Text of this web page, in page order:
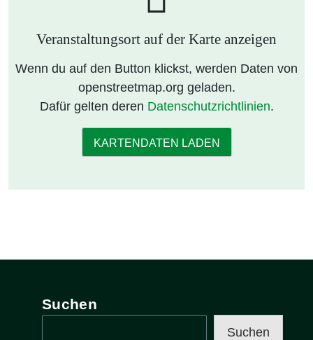
Veranstaltungsort auf der Karte anzeigen
Wenn du auf den Button klickst, werden Daten von
openstreetmap.org geladen.
Dafür gelten deren Datenschutzrichtlinien.
KARTENDATEN LADEN
Suchen
Suchen